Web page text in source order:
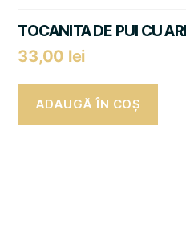
TOCANITA DE PUI CU
33,00 lei
ADAUGĂ ÎN COȘ